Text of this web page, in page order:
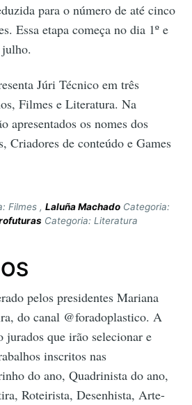
para o número de até cinco
Essa etapa começa no dia 1º e
Júri Técnico em três
Filmes e Literatura. Na
apresentados os nomes dos
Criadores de conteúdo e Games
Filmes , Laluña Machado Categoria:
Categoria: Literatura
pelos presidentes Mariana
do canal @foradoplastico. A
jurados que irão selecionar e
inscritos nas
do ano, Quadrinista do ano,
Roteirista, Desenhista, Arte-